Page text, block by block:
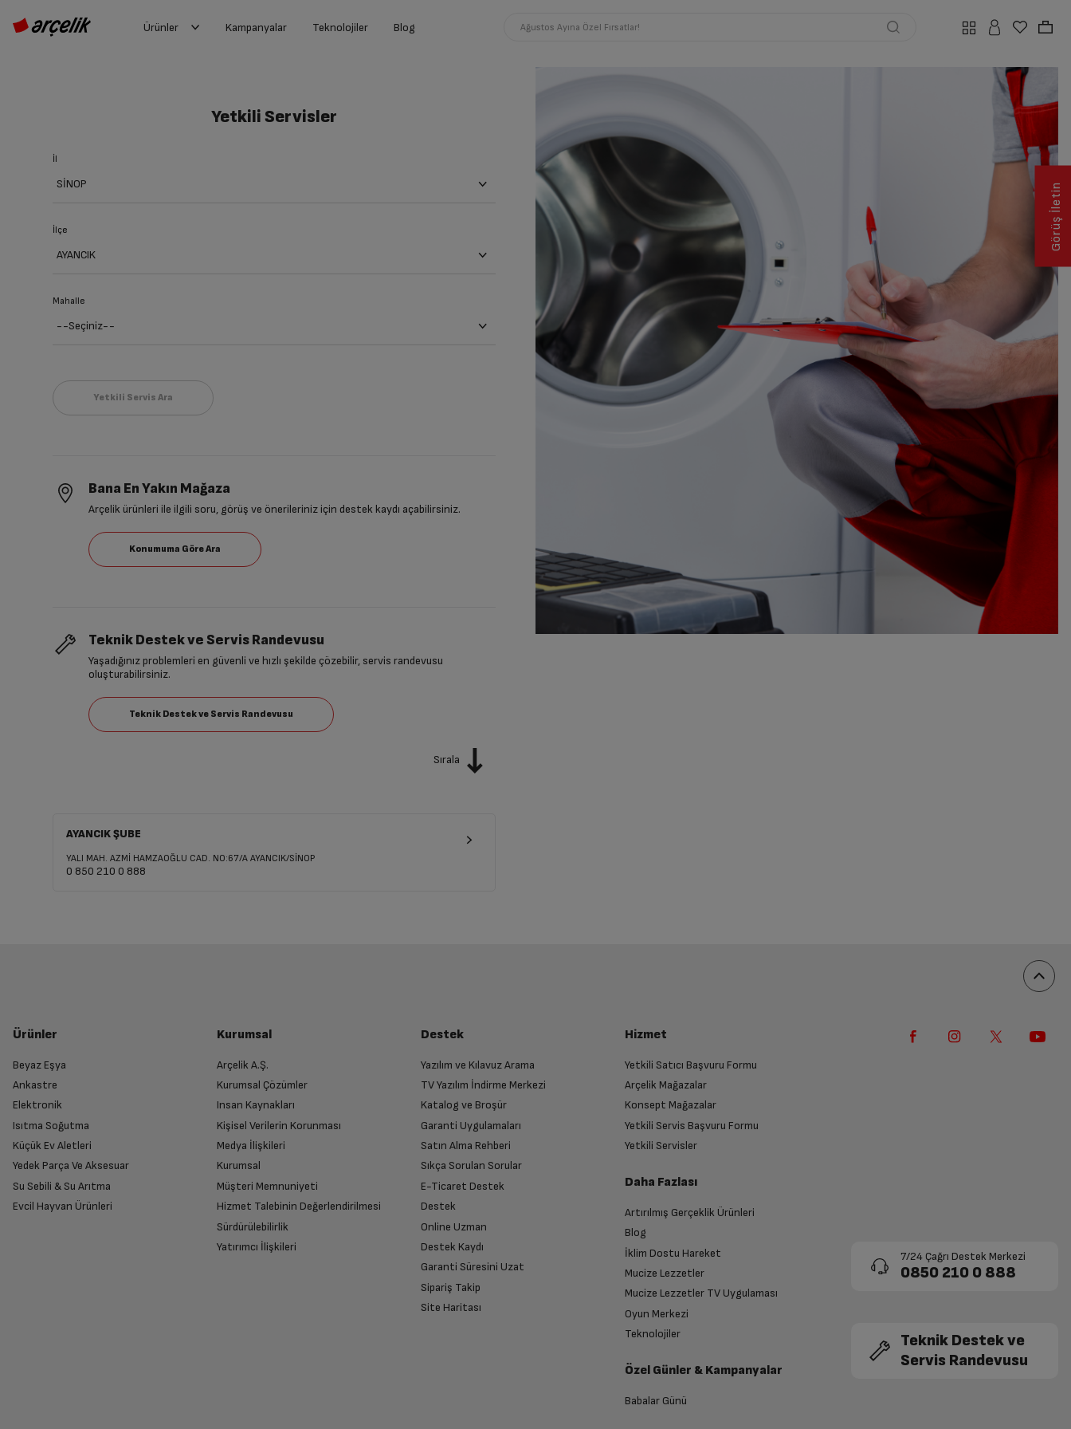
Ürünler Kampanyalar Teknolojiler Blog Ağustos Ayına Özel Fırsatlar!
Yetkili Servisler
İl
İlçe
Mahalle
Bana En Yakın Mağaza
Arçelik ürünleri ile ilgili soru, görüş ve önerileriniz için destek kaydı açabilirsiniz.
Teknik Destek ve Servis Randevusu
Yaşadığınız problemleri en güvenli ve hızlı şekilde çözebilir, servis randevusu
oluşturabilirsiniz.
Sırala
AYANCIK ŞUBE
YALI MAH. AZMİ HAMZAOĞLU CAD. NO:67/A AYANCIK/SİNOP
0 850 210 0 888
Ürünler
Beyaz Eşya
Ankastre
Elektronik
Isıtma Soğutma
Küçük Ev Aletleri
Yedek Parça Ve Aksesuar
Su Sebili & Su Arıtma
Evcil Hayvan Ürünleri
Kurumsal
Arçelik A.Ş.
Kurumsal Çözümler
Insan Kaynakları
Kişisel Verilerin Korunması
Medya İlişkileri
Kurumsal
Müşteri Memnuniyeti
Hizmet Talebinin Değerlendirilmesi
Sürdürülebilirlik
Yatırımcı İlişkileri
Destek
Yazılım ve Kılavuz Arama
TV Yazılım İndirme Merkezi
Katalog ve Broşür
Garanti Uygulamaları
Satın Alma Rehberi
Sıkça Sorulan Sorular
E-Ticaret Destek
Destek
Online Uzman
Destek Kaydı
Garanti Süresini Uzat
Sipariş Takip
Site Haritası
Hizmet
Yetkili Satıcı Başvuru Formu
Arçelik Mağazalar
Konsept Mağazalar
Yetkili Servis Başvuru Formu
Yetkili Servisler
Daha Fazlası
Artırılmış Gerçeklik Ürünleri
Blog
İklim Dostu Hareket
Mucize Lezzetler
Mucize Lezzetler TV Uygulaması
Oyun Merkezi
Teknolojiler
Özel Günler & Kampanyalar
Babalar Günü
7/24 Çağrı Destek Merkezi
0850 210 0 888
Teknik Destek ve
Servis Randevusu
Görüş İletin